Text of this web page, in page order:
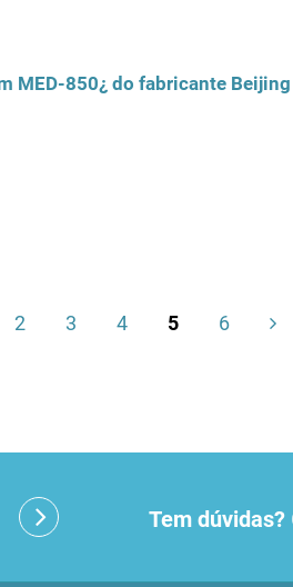
MED-850¿ do fabricante
2 3 4 5 6
Tem dúvidas?